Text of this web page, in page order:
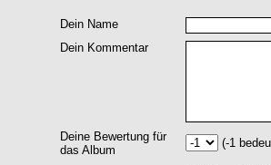
Dein Name
Dein Kommentar
Deine Bewertung für
das Album
(-1